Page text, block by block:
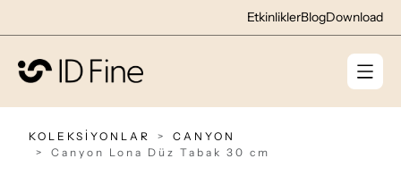
EtkinliklerBlogDownload
KOLEKSİYONLAR
CANYON
Canyon Lona Düz Tabak 30 cm